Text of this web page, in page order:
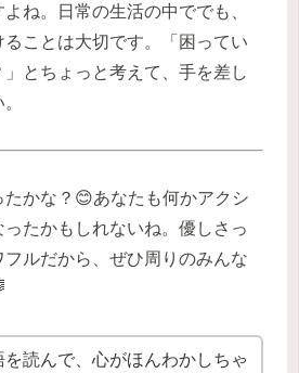
ね。日常の生活の中ででも、
ことは大切です。「困ってい
とちょっと考えて、手を差し
たかな？😊あなたも何かアクシ
ったかもしれないね。優しさっ
ルだから、ぜひ周りのみんな
を読んで、心がほんわかしちゃ